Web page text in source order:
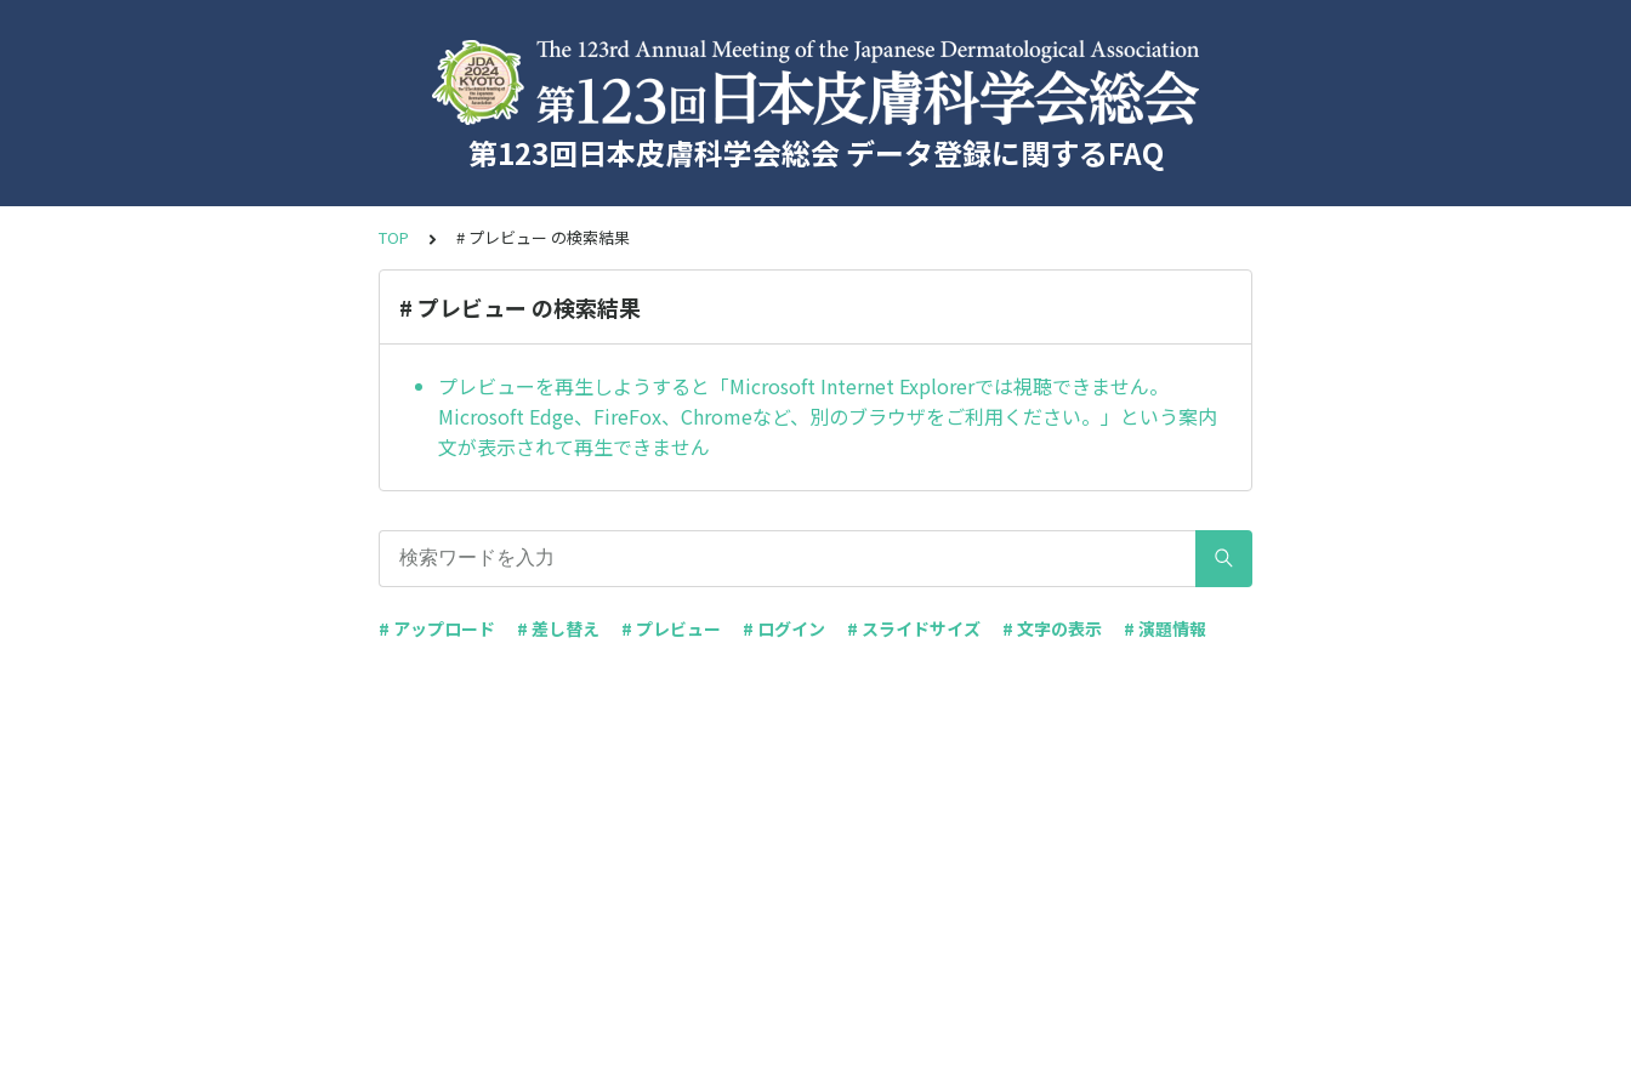
第123回日本皮膚科学会総会 データ登録に関するFAQ
TOP # プレビュー の検索結果
# プレビュー の検索結果
プレビューを再生しようすると「Microsoft Internet Explorerでは視聴できません。
Microsoft Edge、FireFox、Chromeなど、別のブラウザをご利用ください。」という案内
文が表示されて再生できません
# アップロード # 差し替え # プレビュー # ログイン # スライドサイズ # 文字の表示 # 演題情報